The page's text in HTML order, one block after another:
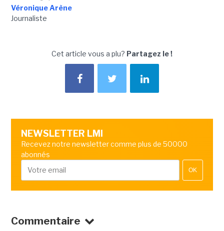
Véronique Arène
Journaliste
Cet article vous a plu? Partagez le !
NEWSLETTER LMI
Recevez notre newsletter comme plus de 50000
abonnés
OK
Commentaire